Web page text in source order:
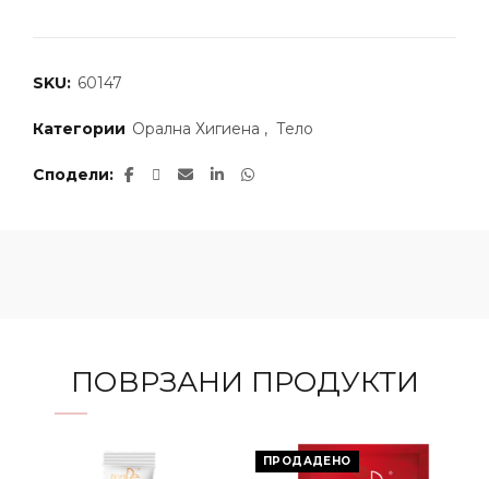
SKU: 60147
Категории Орална Хигиена , Тело
Сподели
ПОВРЗАНИ ПРОДУКТИ
ПРОДАДЕНО